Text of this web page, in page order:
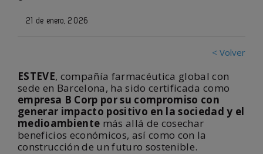
21 de enero, 2026
< Volver
ESTEVE, compañía farmacéutica global con
sede en Barcelona, ha sido certificada como
empresa B Corp por su compromiso con
generar impacto positivo en la sociedad y el
medioambiente más allá de cosechar
beneficios económicos, así como con la
construcción de un futuro sostenible.